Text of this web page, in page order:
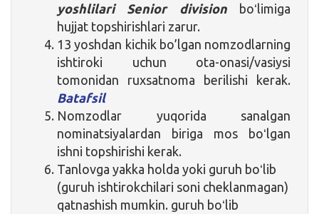
yoshlilari Senior division boʻlimiga
hujjat topshirishlari zarur.
13 yoshdan kichik bo’lgan nomzodlarning
ishtiroki uchun ota-onasi/vasiysi
tomonidan ruxsatnoma berilishi kerak.
Batafsil
Nomzodlar yuqorida sanalgan
nominatsiyalardan biriga mos boʻlgan
ishni topshirishi kerak.
Tanlovga yakka holda yoki guruh boʻlib
(guruh ishtirokchilari soni cheklanmagan)
qatnashish mumkin. guruh boʻlib